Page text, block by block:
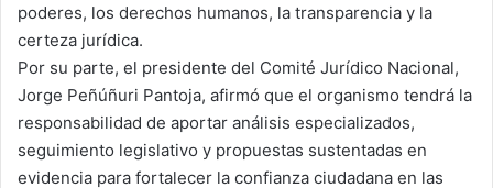
poderes, los derechos humanos, la transparencia y la
certeza jurídica.
Por su parte, el presidente del Comité Jurídico Nacional,
Jorge Peñúñuri Pantoja, afirmó que el organismo tendrá la
responsabilidad de aportar análisis especializados,
seguimiento legislativo y propuestas sustentadas en
evidencia para fortalecer la confianza ciudadana en las